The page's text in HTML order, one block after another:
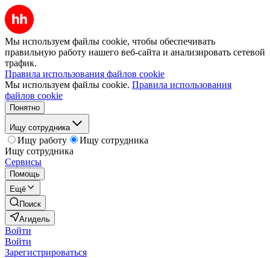
Мы используем файлы cookie, чтобы обеспечивать
правильную работу нашего веб-сайта и анализировать сетевой
трафик.
Правила использования файлов cookie
Мы используем файлы cookie. Правила использования
файлов cookie
Понятно
Ищу сотрудника
Ищу работу
Ищу сотрудника
Ищу сотрудника
Сервисы
Помощь
Ещё
Поиск
Агидель
Войти
Войти
Зарегистрироваться